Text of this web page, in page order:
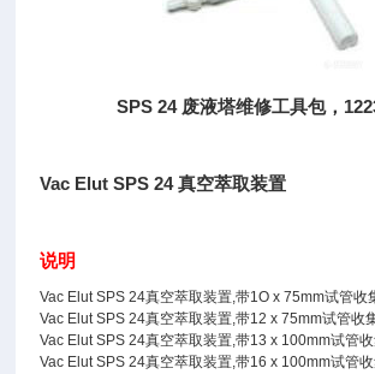
SPS 24 废液塔维修工具包，
Vac Elut SPS 24 真空萃取装置
说明
Vac Elut SPS 24真空萃取装置,带1O x 75mm试管收
Vac Elut SPS 24真空萃取装置,带12 x 75mm试管收
Vac Elut SPS 24真空萃取装置,带13 x 100mm试管
Vac Elut SPS 24真空萃取装置,带16 x 100mm试管